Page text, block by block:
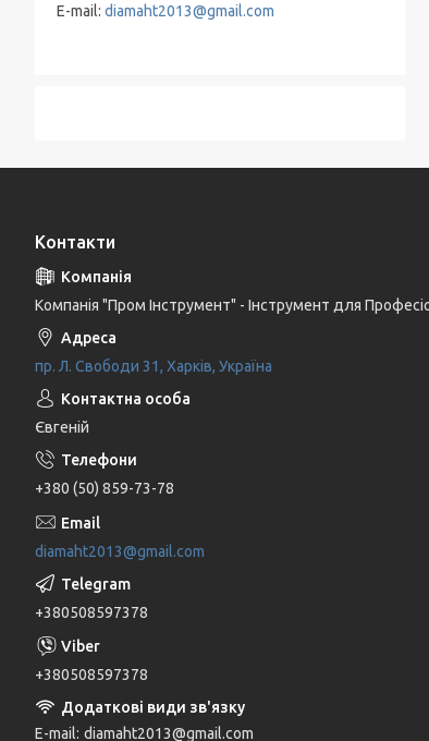
E-mail diamaht2013@gmail.com
Контакти
Компанія "Пром Інструмент" - Інструмент для
пр. Л. Свободи 31, Харків, Україна
Євгеній
+380 (50) 859-73-78
diamaht2013@gmail.com
+380508597378
+380508597378
E-mail diamaht2013@gmail.com